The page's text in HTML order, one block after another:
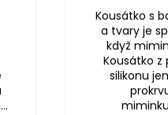
Kousátko s
a tvary je
když
Kousátko z
silikonu